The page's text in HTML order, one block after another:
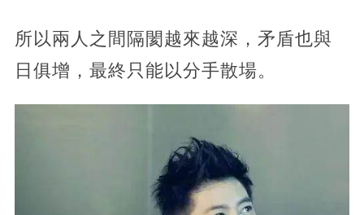
所以兩人之間隔閡越來越深，矛盾也與
日俱增，最終只能以分手散場。